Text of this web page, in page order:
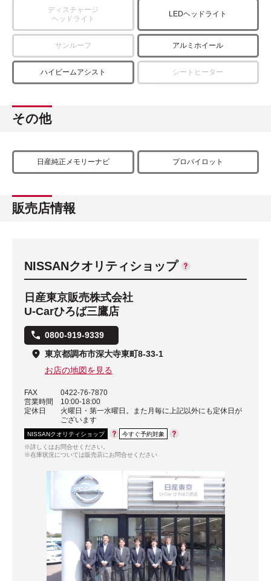
ディスチャージ
ヘッドライト
LEDヘッドライト
サンルーフ アルミホイール
ハイビームアシスト シートヒーター
その他
日産純正メモリーナビ プロパイロット
販売店情報
NISSANクオリティショップ
日産東京販売株式会社
U-Carひろば三鷹店
0800-919-9339
東京都調布市深大寺東町8-33-1
お店の地図を見る
FAX
0422-76-7870
営業時間
10:00-18:00
定休日
火曜日・第一水曜日。また月毎に上記以外にも定休日が
ございます
NISSANクオリティショップ
今すぐ予約対象
※詳しくはお問合せください。
※在庫状況については販売店にお問合せください